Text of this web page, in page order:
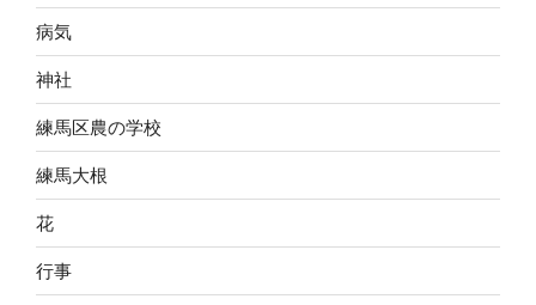
病気
神社
練馬区農の学校
練馬大根
花
行事